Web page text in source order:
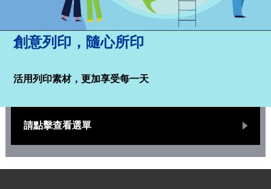
創意列印，隨心所印
活用列印素材，更加享受每一天
請點擊查看選單